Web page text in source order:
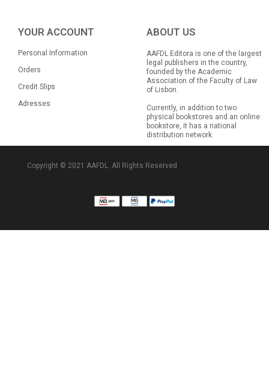
YOUR ACCOUNT
Personal Information
Orders
Credit Slips
Adresses
ABOUT US
AAFDL Editora is one of the largest
legal publishers in the country,
founded by the Academic
Association of the Faculty of Law
of Lisbon.
Currently, in addition to two
physical bookstores and an online
bookstore, it has a national
distribution network.
Copyright © 2021 AAFDL. All Rights Reserved